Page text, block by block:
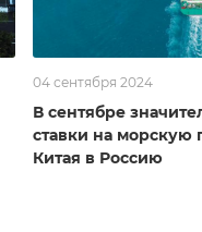
04 сентября 2024
В сентябре
ставки на морскую
Китая в Россию